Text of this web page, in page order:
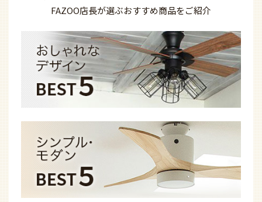
FAZOO店長が選ぶおすすめ商品をご紹介